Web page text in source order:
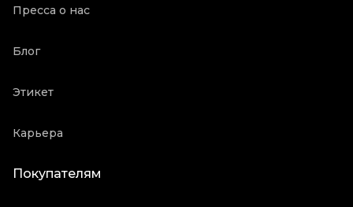
Пресса о нас
Блог
Этикет
Карьера
Покупателям